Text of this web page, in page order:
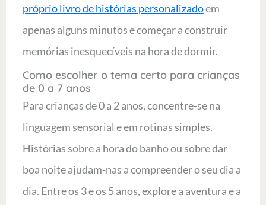
próprio livro de histórias personalizadoem
apenas alguns minutos e começar a construir
memórias inesquecíveis na hora de dormir.
Como escolher o tema certo para crianças
de 0 a 7 anos
Para crianças de 0 a 2 anos, concentre-se na
linguagem sensorial e em rotinas simples.
Histórias sobre a hora do banho ou sobre dar
boa noite ajudam-nas a compreender o seu dia a
dia. Entre os 3 e os 5 anos, explore a aventura e a